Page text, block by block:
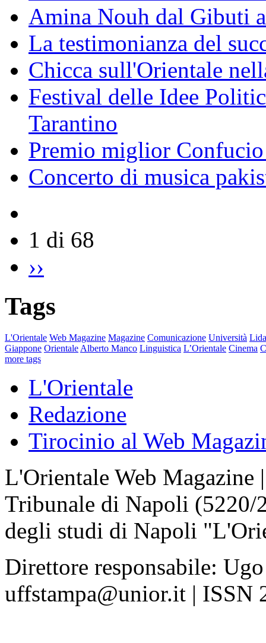
Amina Nouh dal Gibuti
La testimonianza del
Chicca sull'Orientale
Festival delle Idee
Tarantino
Premio miglior
Concerto di musica
1 di 68
››
Tags
L'Orientale Web Magazine Magazine Comunicazione Università
Giappone Orientale Alberto Manco Linguistica L’Orientale Cinema
more tags
L'Orientale
Redazione
Tirocinio al Web
L'Orientale Web Magazine
Tribunale di Napoli
degli studi di Napoli
Direttore responsabile:
uffstampa@unior.it | ISSN